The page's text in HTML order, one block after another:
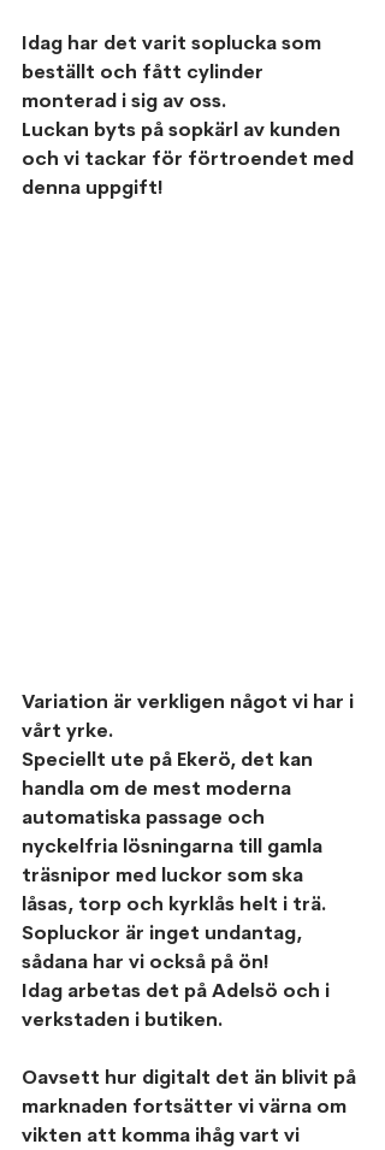
Idag har det varit soplucka som
beställt och fått cylinder
monterad i sig av oss.
Luckan byts på sopkärl av kunden
och vi tackar för förtroendet med
denna uppgift!
Variation är verkligen något vi har i
vårt yrke.
Speciellt ute på Ekerö, det kan
handla om de mest moderna
automatiska passage och
nyckelfria lösningarna till gamla
träsnipor med luckor som ska
låsas, torp och kyrklås helt i trä.
Sopluckor är inget undantag,
sådana har vi också på ön!
Idag arbetas det på Adelsö och i
verkstaden i butiken.
Oavsett hur digitalt det än blivit på
marknaden fortsätter vi värna om
vikten att komma ihåg vart vi